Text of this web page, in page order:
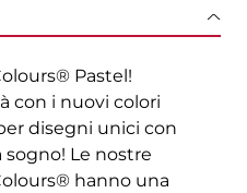
Pastel!
con i nuovi colori
disegni unici con
Le nostre
hanno una